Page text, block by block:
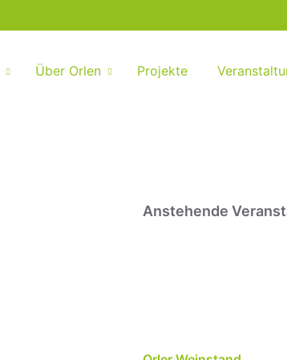
Über Orlen Projekte
Anstehende